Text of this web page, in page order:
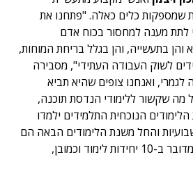
שמספקות כלים כאלה. "פתחנו את
לתת מענה למחסור בכוח אדם
בתעשייה, והן בגלל בריחת המוחות,
לשוק העבודה העתידי", מסבירה
לגמרי, ואנחנו צופים שהיא תביא
מה שקשור ללימודי הנדסת תוכנה,
הנוכחית התלמידים ילמדו
והחל משנת הלימודים הבאה הם
ילמדו 10 שעות בשבוע. מדובר ב-10 יחידות לימוד וכמובן,